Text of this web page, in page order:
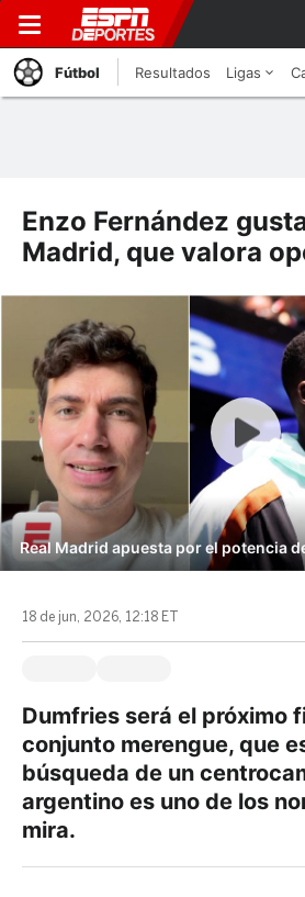
Fútbol Resultados Ligas
Enzo Fernández
Madrid, que valora
Real Madrid apuesta por el potencia
18 de jun, 2026, 12:18 ET
Dumfries será el próximo
conjunto merengue, que
búsqueda de un
argentino es uno de los
mira.